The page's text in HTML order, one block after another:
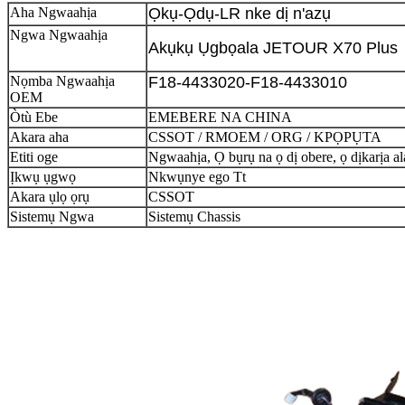
Aha Ngwaahịa Ọkụ-Ọdụ-LR nke dị n'azụ
Ngwa Ngwaahịa
Akụkụ Ụgbọala JETOUR X70 Plus
Nọmba Ngwaahịa
OEM
F18-4433020-F18-4433010
Òtù Ebe
EMEBERE NA CHINA
Akara aha
CSSOT / RMOEM / ORG / KPỌPỤTA
Etiti oge
Ngwaahịa, Ọ bụrụ na ọ dị obere, ọ dịkarịa
Ịkwụ ụgwọ
Nkwụnye ego Tt
Akara ụlọ ọrụ
CSSOT
Sistemụ Ngwa
Sistemụ Chassis